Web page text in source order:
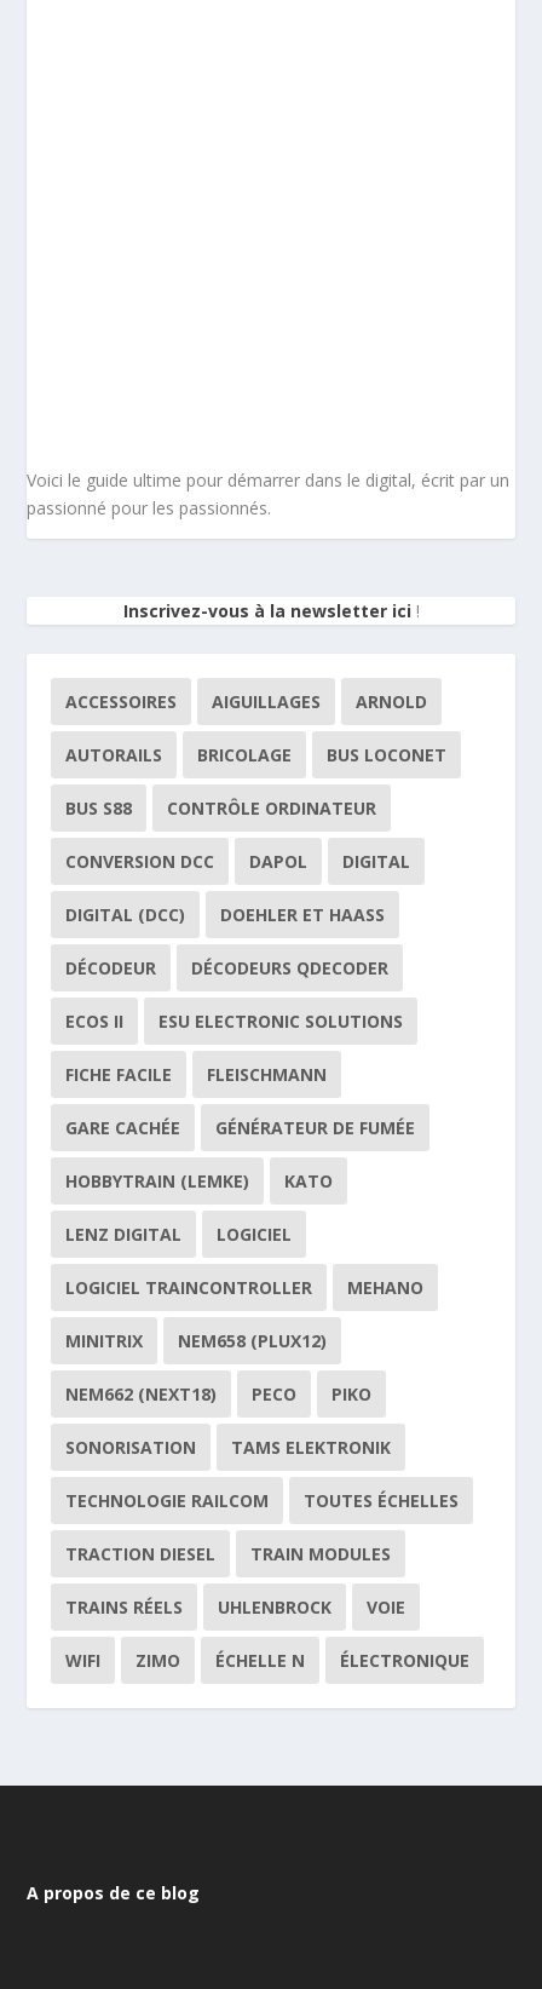
Voici le guide ultime pour démarrer dans le digital, écrit par un
passionné pour les passionnés.
Inscrivez-vous à la newsletter ici!
ACCESSOIRES AIGUILLAGES ARNOLD
AUTORAILS BRICOLAGE BUS LOCONET
BUS S88 CONTRÔLE ORDINATEUR
CONVERSION DCC DAPOL DIGITAL
DIGITAL (DCC) DOEHLER ET HAASS
DÉCODEUR DÉCODEURS QDECODER
ECOS II ESU ELECTRONIC SOLUTIONS
FICHE FACILE FLEISCHMANN
GARE CACHÉE GÉNÉRATEUR DE FUMÉE
HOBBYTRAIN (LEMKE) KATO
LENZ DIGITAL LOGICIEL
LOGICIEL TRAINCONTROLLER MEHANO
MINITRIX NEM658 (PLUX12)
NEM662 (NEXT18) PECO PIKO
SONORISATION TAMS ELEKTRONIK
TECHNOLOGIE RAILCOM TOUTES ÉCHELLES
TRACTION DIESEL TRAIN MODULES
TRAINS RÉELS UHLENBROCK VOIE
WIFI ZIMO ÉCHELLE N ÉLECTRONIQUE
A propos de ce blog